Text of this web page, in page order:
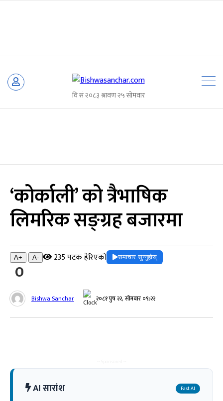
Skip
‘कोर्काली’ को त्रैभाषिक
लिमरिक सङ्ग्रह बजारमा
A+ A- 235 पटक हेरिएको समाचार सुन्नुहोस्
0
Bishwa Sanchar २०८१ पुष २२, सोमबार ०९:२२
AI सारांश Fast AI